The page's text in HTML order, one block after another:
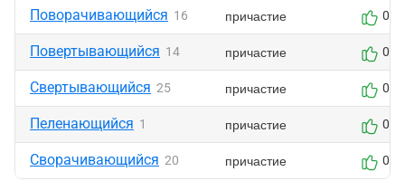
Поворачивающийся 16 причастие 0
Повертывающийся 14 причастие 0
Свертывающийся 25 причастие 0
Пеленающийся 1 причастие 0
Сворачивающийся 20 причастие 0